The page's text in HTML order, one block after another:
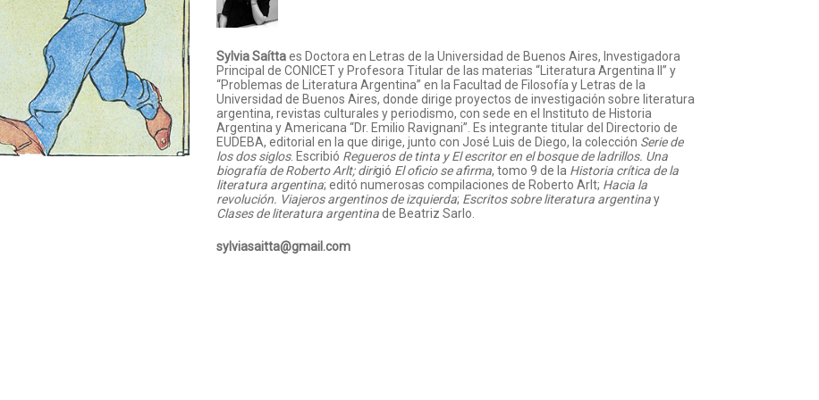
Sylvia Saíttaes Doctora en Letras de la Universidad de Buenos Aires, Investigadora
Principal de CONICET y Profesora Titular de las materias “Literatura Argentina II” y
“Problemas de Literatura Argentina” en la Facultad de Filosofía y Letras de la
Universidad de Buenos Aires, donde dirige proyectos de investigación sobre literatura
argentina, revistas culturales y periodismo, con sede en el Instituto de Historia
Argentina y Americana “Dr. Emilio Ravignani”. Es integrante titular del Directorio de
EUDEBA, editorial en la que dirige, junto con José Luis de Diego, la colección Serie de
los dos siglos. Escribió Regueros de tinta yEl escritor en el bosque de ladrillos. Una
biografía de Roberto Arlt; dirigió El oficio se afirma, tomo 9 de la Historia crítica de la
literatura argentina; editó numerosas compilaciones de Roberto Arlt; Hacia la
revolución. Viajeros argentinos de izquierda; Escritos sobre literatura argentinay
Clases de literatura argentinade Beatriz Sarlo.
sylviasaitta@gmail.com